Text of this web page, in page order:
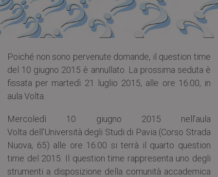
Poiché non sono pervenute domande, il question time
del 10 giugno 2015 è annullato. La prossima seduta è
fissata per martedì 21 luglio 2015, alle ore 16.00, in
aula Volta.
Mercoledì 10 giugno 2015 nell’aula
Volta dell’Università degli Studi di Pavia (Corso Strada
Nuova, 65) alle ore 16.00 si terrà il quarto question
time del 2015. Il question time rappresenta uno degli
strumenti a disposizione della comunità accademica